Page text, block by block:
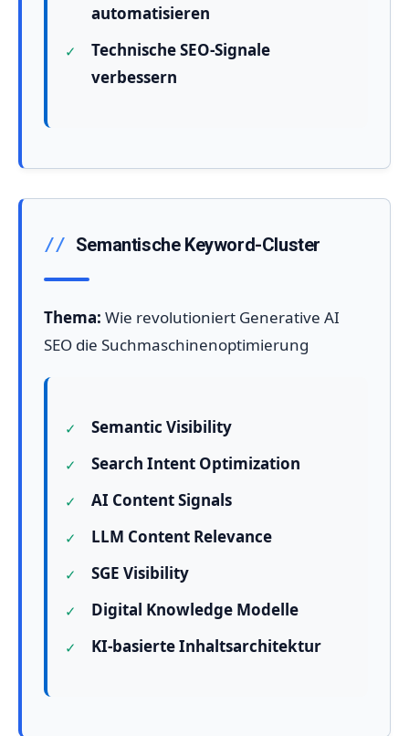
automatisieren
Technische SEO-Signale
verbessern
Semantische Keyword-Cluster
Thema: Wie revolutioniert Generative AI
SEO die Suchmaschinenoptimierung
Semantic Visibility
Search Intent Optimization
AI Content Signals
LLM Content Relevance
SGE Visibility
Digital Knowledge Modelle
KI-basierte Inhaltsarchitektur